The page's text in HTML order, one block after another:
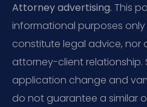
Attorney advertising. This
informational purposes
constitute legal advice, nor
attorney-client relationship.
application change and
do not guarantee a similar